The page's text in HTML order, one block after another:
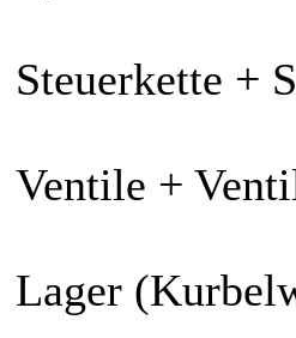
Steuerkette +
Ventile +
Lager